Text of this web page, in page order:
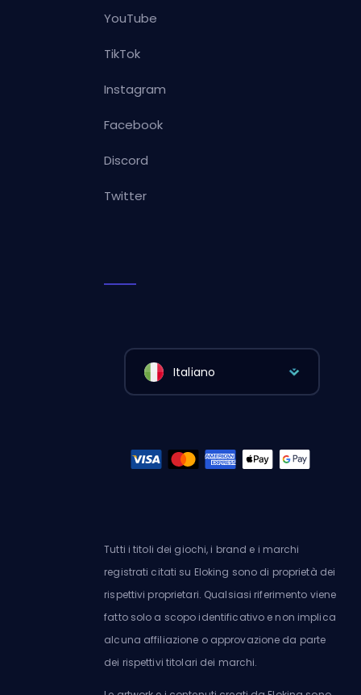
YouTube
TikTok
Instagram
Facebook
Discord
Twitter
Italiano
Tutti i titoli dei giochi, i brand e i marchi
registrati citati su Eloking sono di proprietà dei
rispettivi proprietari. Qualsiasi riferimento viene
fatto solo a scopo identificativo e non implica
alcuna affiliazione o approvazione da parte
dei rispettivi titolari dei marchi.